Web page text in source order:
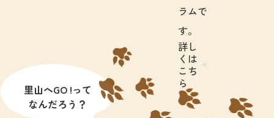
ラムで
す。
詳し
くは
こち
ら
里山へGO !って
なんだろう？